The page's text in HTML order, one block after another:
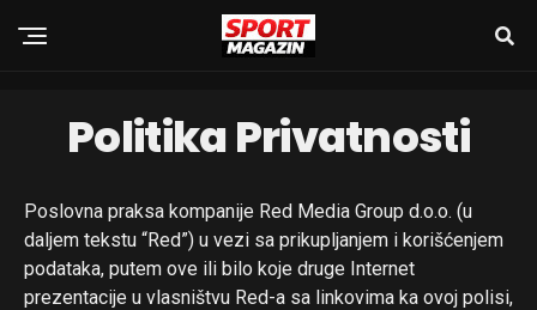
Politika Privatnosti
Poslovna praksa kompanije Red Media Group d.o.o. (u
daljem tekstu “Red”) u vezi sa prikupljanjem i korišćenjem
podataka, putem ove ili bilo koje druge Internet
prezentacije u vlasništvu Red-a sa linkovima ka ovoj polisi,